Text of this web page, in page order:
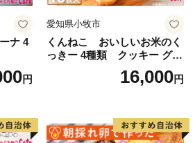
問合せセンター
業時間 9:00～18:00 / 12/30～1/3
ナ 4
円
愛知県小牧市
くんねこ おいしいお米のく
っきー 4種類 クッキー グル
16,000円